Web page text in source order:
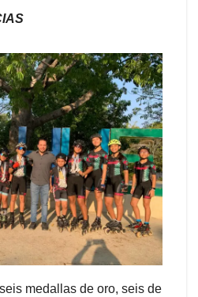
medallas de oro, seis de